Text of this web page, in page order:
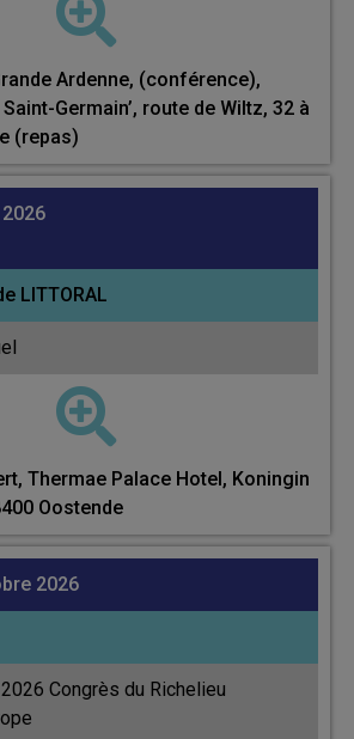
Ardenne, (conférence),
Germain’, route de Wiltz, 32 à
(repas)
LITTORAL
Thermae Palace Hotel, Koningin
Oostende
2026
Congrès du Richelieu